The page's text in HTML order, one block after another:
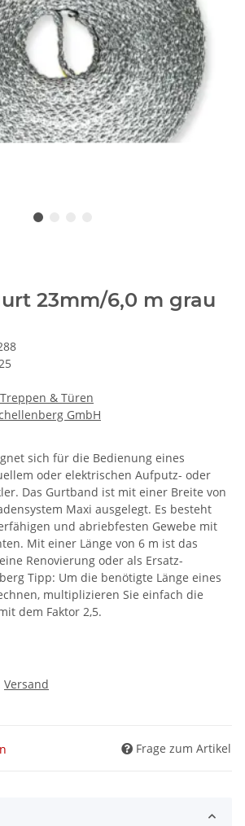
23mm/6,0 m grau
& Türen
GmbH
sich für die Bedienung eines
oder elektrischen Aufputz- oder
Das Gurtband ist mit einer Breite von
Maxi ausgelegt. Es besteht
und abriebfesten Gewebe mit
Mit einer Länge von 6 m ist das
Renovierung oder als Ersatz-
Tipp: Um die benötigte Länge eines
multiplizieren Sie einfach die
dem Faktor 2,5.
Versand
Frage zum Artikel